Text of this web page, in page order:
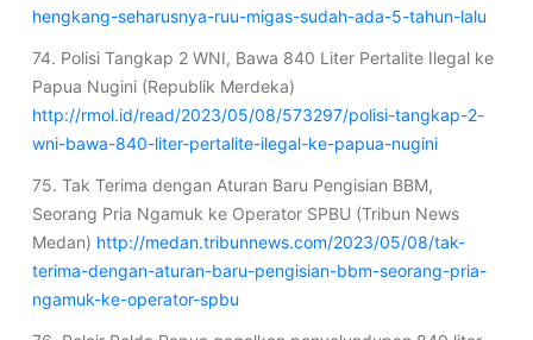
hengkang-seharusnya-ruu-migas-sudah-ada-5-tahun-lalu
74. Polisi Tangkap 2 WNI, Bawa 840 Liter Pertalite Ilegal ke
Papua Nugini (Republik Merdeka)
http://rmol.id/read/2023/05/08/573297/polisi-tangkap-2-
wni-bawa-840-liter-pertalite-ilegal-ke-papua-nugini
75. Tak Terima dengan Aturan Baru Pengisian BBM,
Seorang Pria Ngamuk ke Operator SPBU (Tribun News
Medan) http://medan.tribunnews.com/2023/05/08/tak-
terima-dengan-aturan-baru-pengisian-bbm-seorang-pria-
ngamuk-ke-operator-spbu